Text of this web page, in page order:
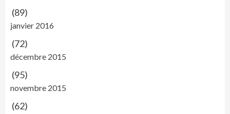
(89)
janvier 2016
(72)
décembre 2015
(95)
novembre 2015
(62)